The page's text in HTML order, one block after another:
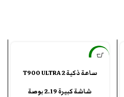
-24%
ساعة ذكية T900 ULTRA 2
شاشة كبيرة 2.19 بوصة